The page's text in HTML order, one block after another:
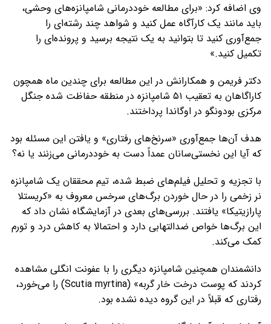
وی اضافه کرد: «برای مطالعه خوددرمانی شامپانزه‌های وحشی،
باید مانند یک کارآگاه عمل کنید و شواهد چند رشته‌ای را
جمع‌آوری کنید تا بتوانید به یک نتیجه برسید و پرونده‌ای را
تکمیل کنید.»
دکتر فریمن و همکارانش در این مطالعه برای چندین ماه همچون
کاراگاهان به تعقیب ۵۱ شامپانزه در منطقه حفاظت شده جنگل
مرکزی بودونگو در اوگاندا پرداختند.
هدف آن‌ها جمع‌آوری «سرنخ‌های رفتاری» و یافتن این مسئله بود
که آیا این نخستی‌سانان عمداً دست به خوددرمانی می‌زنند یا نه؟
با تجزیه و تحلیل فیلم‌های ضبط‌ شده، تیم محققان یک شامپانزه
نر زخمی را در حال خوردن برگ‌های سرخس معروف به «کریستلا
پارازیتیکا» یافتند. بررسی‌های بعدی در آزمایشگاه نشان داد که
این برگ‌ها خواص ضدالتهابی دارد و احتمالا به کاهش درد و تورم
کمک می‌کند.
دانشمندان همچنین شامپانزه دیگری را با عفونت انگلی مشاهده
کردند که پوست درخت خار گربه» (Scutia myrtina) را می‌خورد،
رفتاری که قبلاً در این گروه دیده نشده بود.